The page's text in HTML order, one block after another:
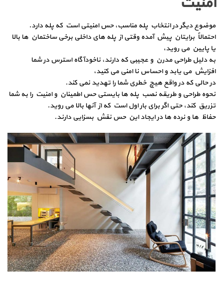
موضوع دیگر در انتخاب پله مناسب، حس امنیتی است که پله دارد.
احتمالاً برایتان پیش آمده وقتی از پله های داخلی برخی ساختمان ها بالا
یا پایین می روید،
به دلیل طراحی مدرن و عجیبی که دارند، ناخودآگاه استرس در شما
افزایش می یابد و احساس نا امنی می کنید،
در حالی که در واقع هیچ خطری شما را تهدید نمی کند.
نحوه طراحی و طریقه نصب پله ها بایستی حس اطمینان و امنیت را به شما
تزریق کند، حتی اگر برای بار اول است که از آنها بالا می روید.
حفاظ ها و نرده ها در ایجاد این حس نقش بسزایی دارند.